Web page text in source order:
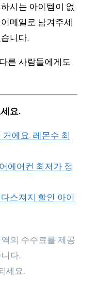
시는 아이템이 없
메일로 남겨주세
니다.
른 사람들에게도
요.
에요. 레몬수 최
에어컨 최저가 정
스져지 할인 아이
의 수수료를 제공
다.
세요.